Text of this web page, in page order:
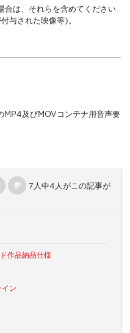
合は、それらを含めてください
与された映像等)。
MP4及びMOVコンテナ用音声要
7人中4人がこの記事が
作品納品仕様
ン